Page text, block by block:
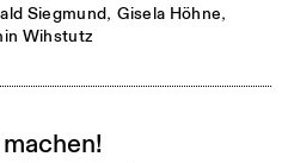
Siegmund,Gisela Höhne,
Wihstutz